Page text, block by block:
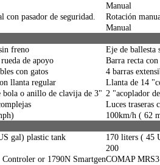
Manual
con pasador de seguridad.
Rotación
Manual
freno
Eje de ballesta
de apoyo
Barra recta
con gatos
4 barras
llanta regular
Llanta de 14
bola o anillo de clavija de 3" 2 "acoplador
Luces traseras
100km/h ( 62
gal) plastic tank
170 liters ( 45
200
or 1790N SmartgenCOMAP